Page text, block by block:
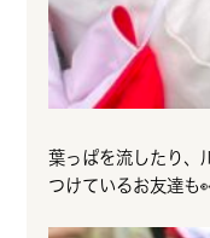
葉っぱを流したり、
つけているお友達も